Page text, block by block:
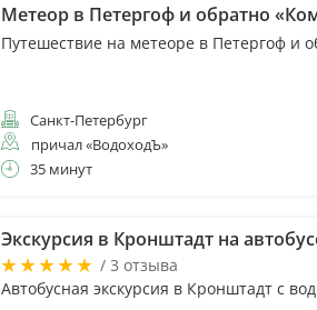
Метеор в Петергоф и обратно
Путешествие на метеоре в Петергоф и
Санкт-Петербург
причал «ВодоходЪ»
35 минут
Экскурсия в Кронштадт на
/ 3 отзыва
Автобусная экскурсия в Кронштадт с